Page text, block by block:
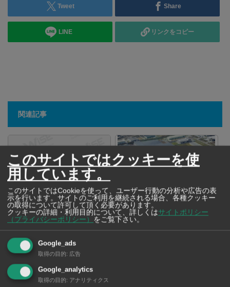
Tweet Share
LINE リンクをコピー
関連記事
バンプー工業団地
タイ工業団地MAP 〜 入居企業を
チェック！
ファクトリーランド・ワンノイ
このサイトではクッキーを使
用しています。
このサイトではCookieを使って、ユーザー行動の分析や広告の表
示を行います。サイトのご利用を継続される場合、各種クッキー
の取得について許可して頂く必要があります。
クッキーの詳細・利用目的について、詳しくはサイトポリシー
（プライバシーポリシー）
をご覧下さい。
Google_ads
取得の目的: 広告
Google_analytics
取得の目的: アナリティクス